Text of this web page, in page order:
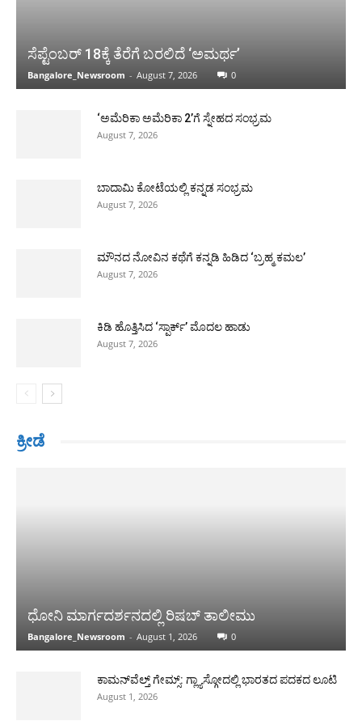
ಸೆಪ್ಟೆಂಬರ್ 18ಕ್ಕೆ ತೆರೆಗೆ ಬರಲಿದೆ ‘ಅಮರ್ಥ’
Bangalore_Newsroom - August 7, 2026 0
‘ಅಮೆರಿಕಾ ಅಮೆರಿಕಾ 2’ಗೆ ಸ್ನೇಹದ ಸಂಭ್ರಮ
August 7, 2026
ಬಾದಾಮಿ ಕೋಟೆಯಲ್ಲಿ ಕನ್ನಡ ಸಂಭ್ರಮ
August 7, 2026
ಮೌನದ ನೋವಿನ ಕಥೆಗೆ ಕನ್ನಡಿ ಹಿಡಿದ ‘ಬ್ರಹ್ಮ ಕಮಲ’
August 7, 2026
ಕಿಡಿ ಹೊತ್ತಿಸಿದ ‘ಸ್ಪಾರ್ಕ್’ ಮೊದಲ ಹಾಡು
August 7, 2026
ಕ್ರೀಡೆ
ಧೋನಿ ಮಾರ್ಗದರ್ಶನದಲ್ಲಿ ರಿಷಬ್ ತಾಲೀಮು
Bangalore_Newsroom - August 1, 2026 0
ಕಾಮನ್‌ವೆಲ್ತ್ ಗೇಮ್ಸ್: ಗ್ಲ್ಯಾಸ್ಗೋದಲ್ಲಿ ಭಾರತದ ಪದಕದ ಲೂಟಿ
August 1, 2026